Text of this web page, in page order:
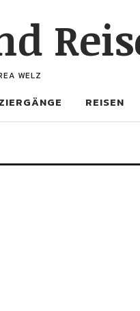
WELZ
REISEN